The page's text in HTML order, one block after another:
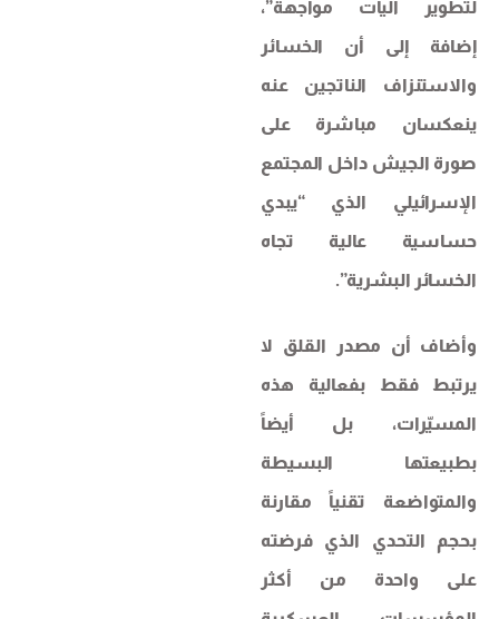
لتطوير آليات مواجهة”،
إضافة إلى أن الخسائر
والاستنزاف الناتجين عنه
ينعكسان مباشرة على
صورة الجيش داخل المجتمع
الإسرائيلي الذي “يبدي
حساسية عالية تجاه
الخسائر البشرية”.
وأضاف أن مصدر القلق لا
يرتبط فقط بفعالية هذه
المسيّرات، بل أيضاً
بطبيعتها البسيطة
والمتواضعة تقنياً مقارنة
بحجم التحدي الذي فرضته
على واحدة من أكثر